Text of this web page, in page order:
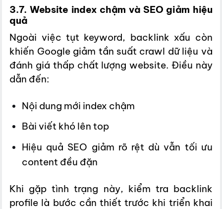
3.7. Website index chậm và SEO giảm hiệu
quả
Ngoài việc tụt keyword, backlink xấu còn
khiến Google giảm tần suất crawl dữ liệu và
đánh giá thấp chất lượng website. Điều này
dẫn đến:
Nội dung mới index chậm
Bài viết khó lên top
Hiệu quả SEO giảm rõ rệt dù vẫn tối ưu
content đều đặn
Khi gặp tình trạng này, kiểm tra backlink
profile là bước cần thiết trước khi triển khai